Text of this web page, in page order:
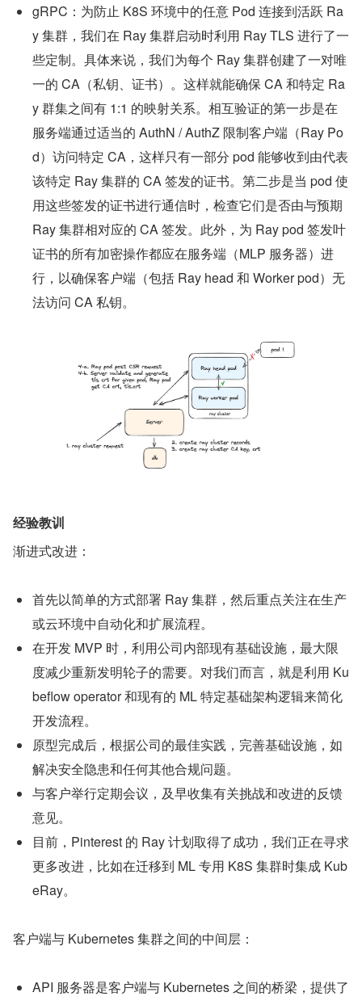
gRPC：为防止 K8S 环境中的任意 Pod 连接到活跃 Ra
y 集群，我们在 Ray 集群启动时利用 Ray TLS 进行了一
些定制。具体来说，我们为每个 Ray 集群创建了一对唯
一的 CA（私钥、证书）。这样就能确保 CA 和特定 Ra
y 群集之间有 1:1 的映射关系。相互验证的第一步是在
服务端通过适当的 AuthN / AuthZ 限制客户端（Ray Po
d）访问特定 CA，这样只有一部分 pod 能够收到由代表
该特定 Ray 集群的 CA 签发的证书。第二步是当 pod 使
用这些签发的证书进行通信时，检查它们是否由与预期
Ray 集群相对应的 CA 签发。此外，为 Ray pod 签发叶
证书的所有加密操作都应在服务端（MLP 服务器）进
行，以确保客户端（包括 Ray head 和 Worker pod）无
法访问 CA 私钥。
经验教训
渐进式改进：
首先以简单的方式部署 Ray 集群，然后重点关注在生产
或云环境中自动化和扩展流程。
在开发 MVP 时，利用公司内部现有基础设施，最大限
度减少重新发明轮子的需要。对我们而言，就是利用 Ku
beflow operator 和现有的 ML 特定基础架构逻辑来简化
开发流程。
原型完成后，根据公司的最佳实践，完善基础设施，如
解决安全隐患和任何其他合规问题。
与客户举行定期会议，及早收集有关挑战和改进的反馈
意见。
目前，Pinterest 的 Ray 计划取得了成功，我们正在寻求
更多改进，比如在迁移到 ML 专用 K8S 集群时集成 Kub
eRay。
客户端与 Kubernetes 集群之间的中间层：
API 服务器是客户端与 Kubernetes 之间的桥梁，提供了